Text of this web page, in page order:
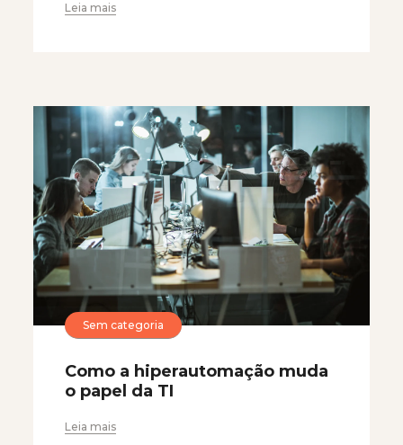
Leia mais
Sem categoria
Como a hiperautomação muda
o papel da TI
Leia mais